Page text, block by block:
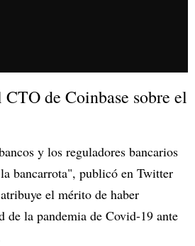
de Coinbase sobre el
y los reguladores bancarios
bancarrota", publicó en Twitter
el mérito de haber
de la pandemia de Covid-19 ante